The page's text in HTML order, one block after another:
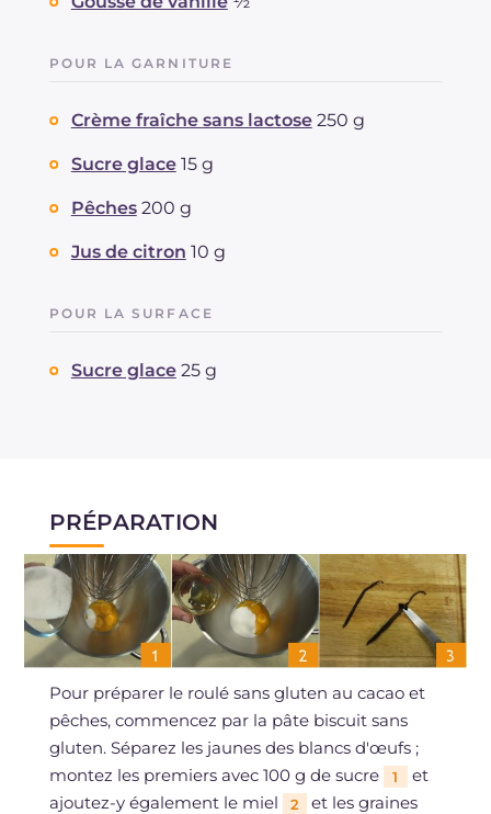
POUR LA GARNITURE
Crème fraîche sans lactose 250 g
Sucre glace 15 g
Pêches 200 g
Jus de citron 10 g
POUR LA SURFACE
Sucre glace 25 g
PRÉPARATION
Pour préparer le roulé sans gluten au cacao et
pêches, commencez par la pâte biscuit sans
gluten. Séparez les jaunes des blancs d'œufs ;
montez les premiers avec 100 g de sucre
1
et
ajoutez-y également le miel
2
et les graines